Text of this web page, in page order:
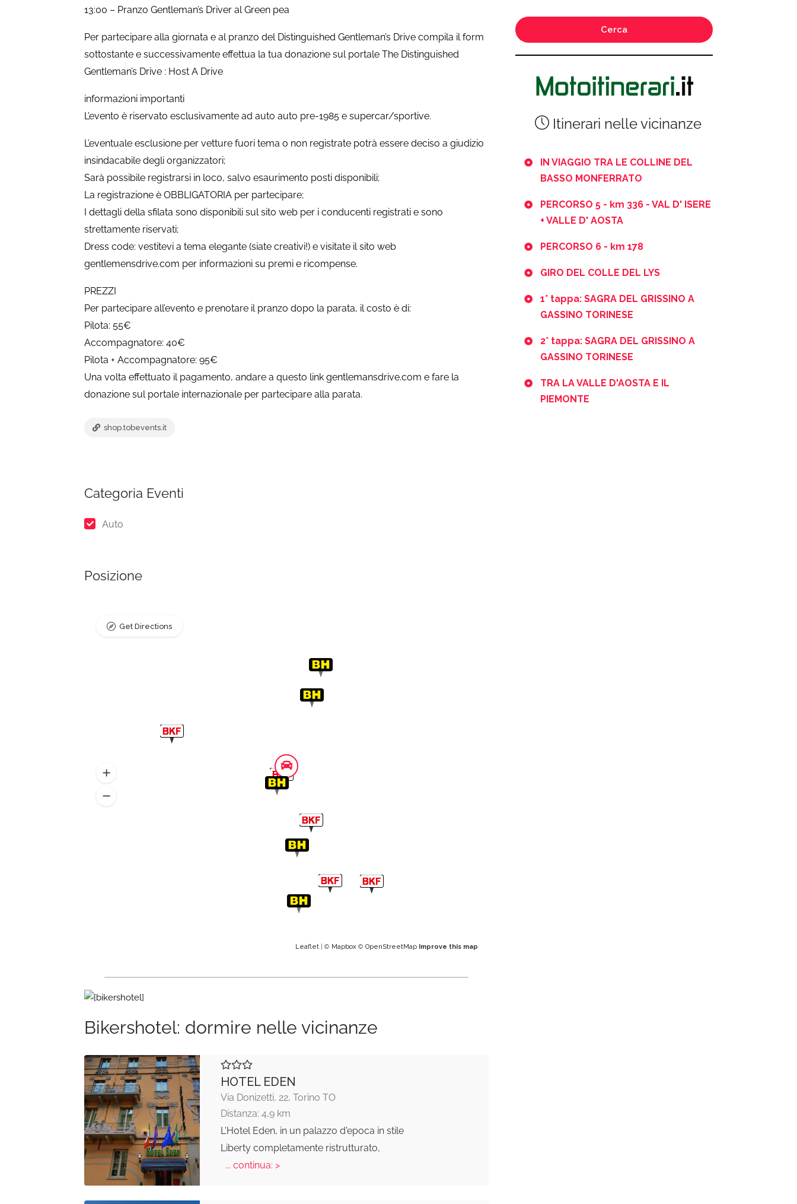
13:00 – Pranzo Gentleman’s Driver al Green pea
Per partecipare alla giornata e al pranzo del Distinguished Gentleman’s Drive compila il form
sottostante e successivamente effettua la tua donazione sul portale The Distinguished
Gentleman’s Drive : Host A Drive
informazioni importanti
L’evento è riservato esclusivamente ad auto auto pre-1985 e supercar/sportive.
L’eventuale esclusione per vetture fuori tema o non registrate potrà essere deciso a giudizio
insindacabile degli organizzatori;
Sarà possibile registrarsi in loco, salvo esaurimento posti disponibili;
La registrazione è OBBLIGATORIA per partecipare;
I dettagli della sfilata sono disponibili sul sito web per i conducenti registrati e sono
strettamente riservati;
Dress code: vestitevi a tema elegante (siate creativi!) e visitate il sito web
gentlemensdrive.com per informazioni su premi e ricompense.
PREZZI
Per partecipare all’evento e prenotare il pranzo dopo la parata, il costo è di:
Pilota: 55€
Accompagnatore: 40€
Pilota + Accompagnatore: 95€
Una volta effettuato il pagamento, andare a questo link gentlemansdrive.com e fare la
donazione sul portale internazionale per partecipare alla parata.
shop.tobevents.it
Categoria Eventi
Auto
Posizione
Leaflet| © Mapbox© OpenStreetMap Improve this map
Get Directions
Bikershotel: dormire nelle vicinanze
HOTEL EDEN
Via Donizetti, 22, Torino TO
Distanza: 4,9 km
L'Hotel Eden, in un palazzo d'epoca in stile
Liberty completamente ristrutturato,
... continua: >
Cerca
Itinerari nelle vicinanze
IN VIAGGIO TRA LE COLLINE DEL
BASSO MONFERRATO
PERCORSO 5 - km 336 - VAL D' ISERE
+ VALLE D' AOSTA
PERCORSO 6 - km 178
GIRO DEL COLLE DEL LYS
1° tappa: SAGRA DEL GRISSINO A
GASSINO TORINESE
2° tappa: SAGRA DEL GRISSINO A
GASSINO TORINESE
TRA LA VALLE D'AOSTA E IL
PIEMONTE